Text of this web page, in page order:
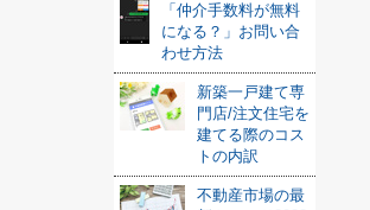
「仲介手数料が無料
になる？」お問い合
わせ方法
新築一戸建て専
門店/注文住宅を
建てる際のコス
トの内訳
不動産市場の最